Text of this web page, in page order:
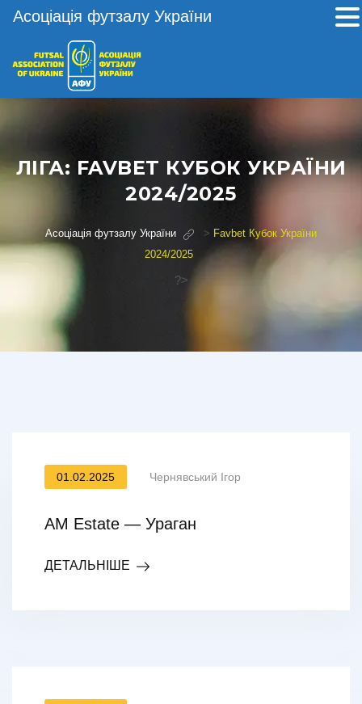
ЛІГА: FAVBET КУБОК УКРАЇНИ
2024/2025
Асоціація футзалу України > Favbet Кубок України
2024/2025
?>
01.02.2025 Чернявський Ігор
AM Estate — Ураган
ДЕТАЛЬНІШЕ
Асоціація футзалу України